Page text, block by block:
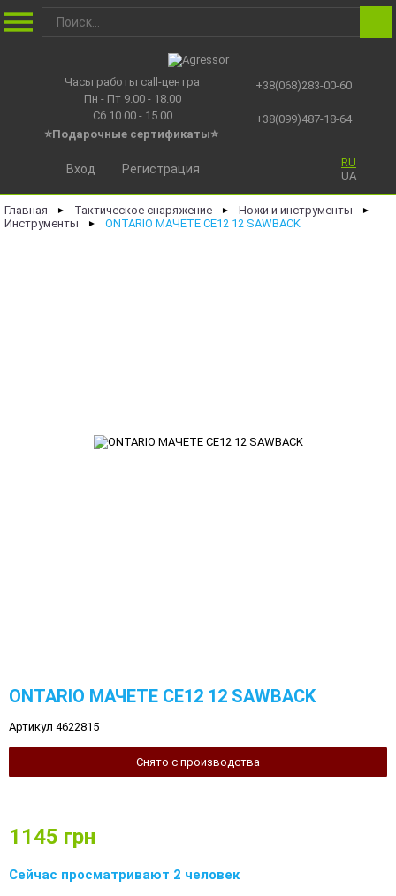
Часы работы call-центра
Пн - Пт 9.00 - 18.00
Сб 10.00 - 15.00
⭐Подарочные сертификаты⭐
+38(068)283-00-60
+38(099)487-18-64
RU
UA
Вход Регистрация
Главная ► Тактическое снаряжение ► Ножи и инструменты ►
Инструменты ► ONTARIO МАЧЕТЕ СЕ12 12 SAWBACK
ONTARIO МАЧЕТЕ СЕ12 12 SAWBACK
Артикул 4622815
Снято с производства
1145 грн
Сейчас просматривают 2 человек